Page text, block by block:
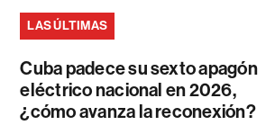
LAS ÚLTIMAS
Cuba padece su sexto apagón
eléctrico nacional en 2026,
¿cómo avanza la reconexión?